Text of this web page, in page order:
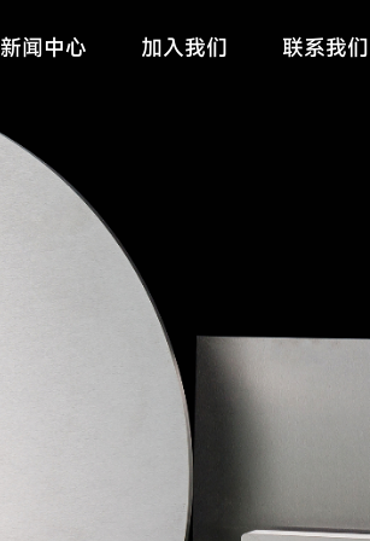
新闻中心 加入我们 联系我们